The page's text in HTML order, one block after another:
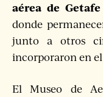
aérea de
donde
junto a otros
incorporaron en
El Museo de